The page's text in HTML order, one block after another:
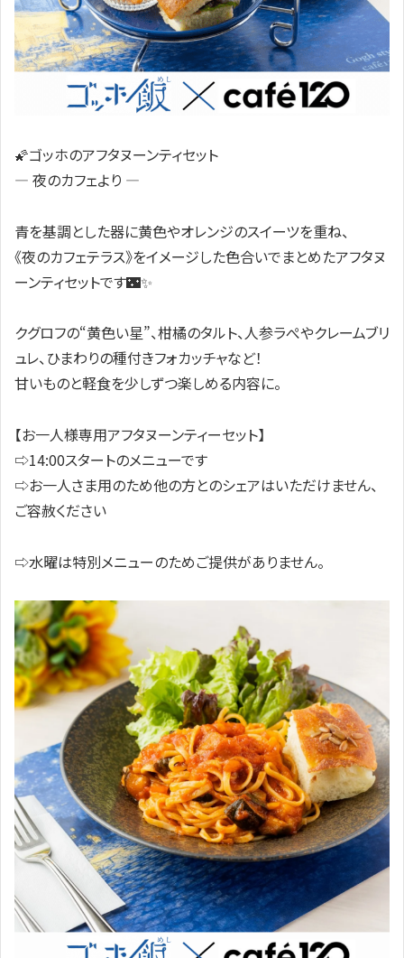
🌠ゴッホのアフタヌーンティセット
― 夜のカフェより ―
青を基調とした器に黄色やオレンジのスイーツを重ね、
《夜のカフェテラス》をイメージした色合いでまとめたアフタヌ
ーンティセットです🌃✨️
クグロフの“黄色い星”、柑橘のタルト、人参ラぺやクレームブリ
ュレ、ひまわりの種付きフォカッチャなど！
甘いものと軽食を少しずつ楽しめる内容に。
【お一人様専用アフタヌーンティーセット】
⇨14:00スタートのメニューです
⇨お一人さま用のため他の方とのシェアはいただけません、
ご容赦ください
⇨水曜は特別メニューのためご提供がありません。